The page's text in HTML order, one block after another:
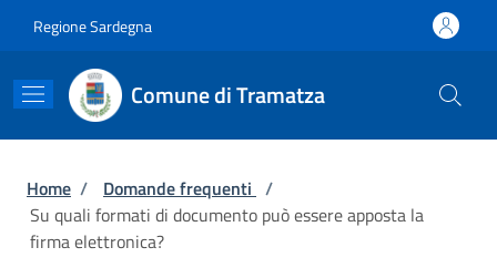
Regione Sardegna
Comune di Tramatza
Briciole di pane
Home / Domande frequenti /
Su quali formati di documento può essere apposta la
firma elettronica?